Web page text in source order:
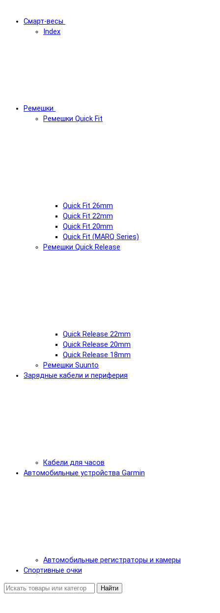
Смарт-весы
Index
Ремешки
Ремешки Quick Fit
Quick Fit 26mm
Quick Fit 22mm
Quick Fit 20mm
Quick Fit (MARQ Series)
Ремешки Quick Release
Quick Release 22mm
Quick Release 20mm
Quick Release 18mm
Ремешки Suunto
Зарядные кабели и периферия
Кабели для часов
Автомобильные устройства Garmin
Автомобильные регистраторы и камеры
Спортивные очки
Найти